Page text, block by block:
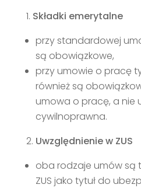
Składki emerytalne
przy standardowej
są obowiązkowe,
przy umowie o pracę
również są
umowa o pracę, a nie
cywilnoprawna.
Uwzględnienie w ZUS
oba rodzaje umów są
ZUS jako tytuł do